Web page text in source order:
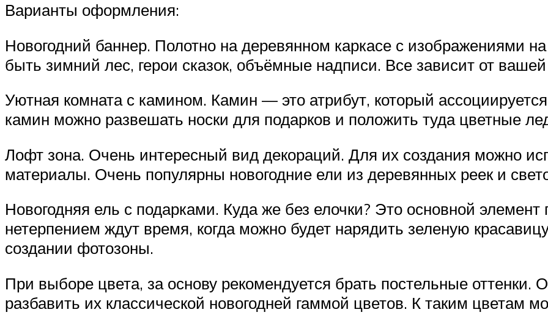
Варианты оформления:
Новогодний баннер. Полотно на деревянном каркасе с изображениями
быть зимний лес, герои сказок, объёмные надписи. Все зависит от
Уютная комната с камином. Камин — это атрибут, который
камин можно развешать носки для подарков и положить туда цветные
Лофт зона. Очень интересный вид декораций. Для их создания можно
материалы. Очень популярны новогодние ели из деревянных реек и
Новогодняя ель с подарками. Куда же без елочки? Это основной
нетерпением ждут время, когда можно будет нарядить зеленую
создании фотозоны.
При выборе цвета, за основу рекомендуется брать постельные оттенки.
разбавить их классической новогодней гаммой цветов. К таким цветам